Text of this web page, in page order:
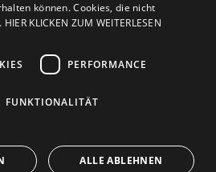
können. Cookies, die nicht
KLICKEN ZUM WEITERLESEN
PERFORMANCE
FUNKTIONALITÄT
ALLE ABLEHNEN